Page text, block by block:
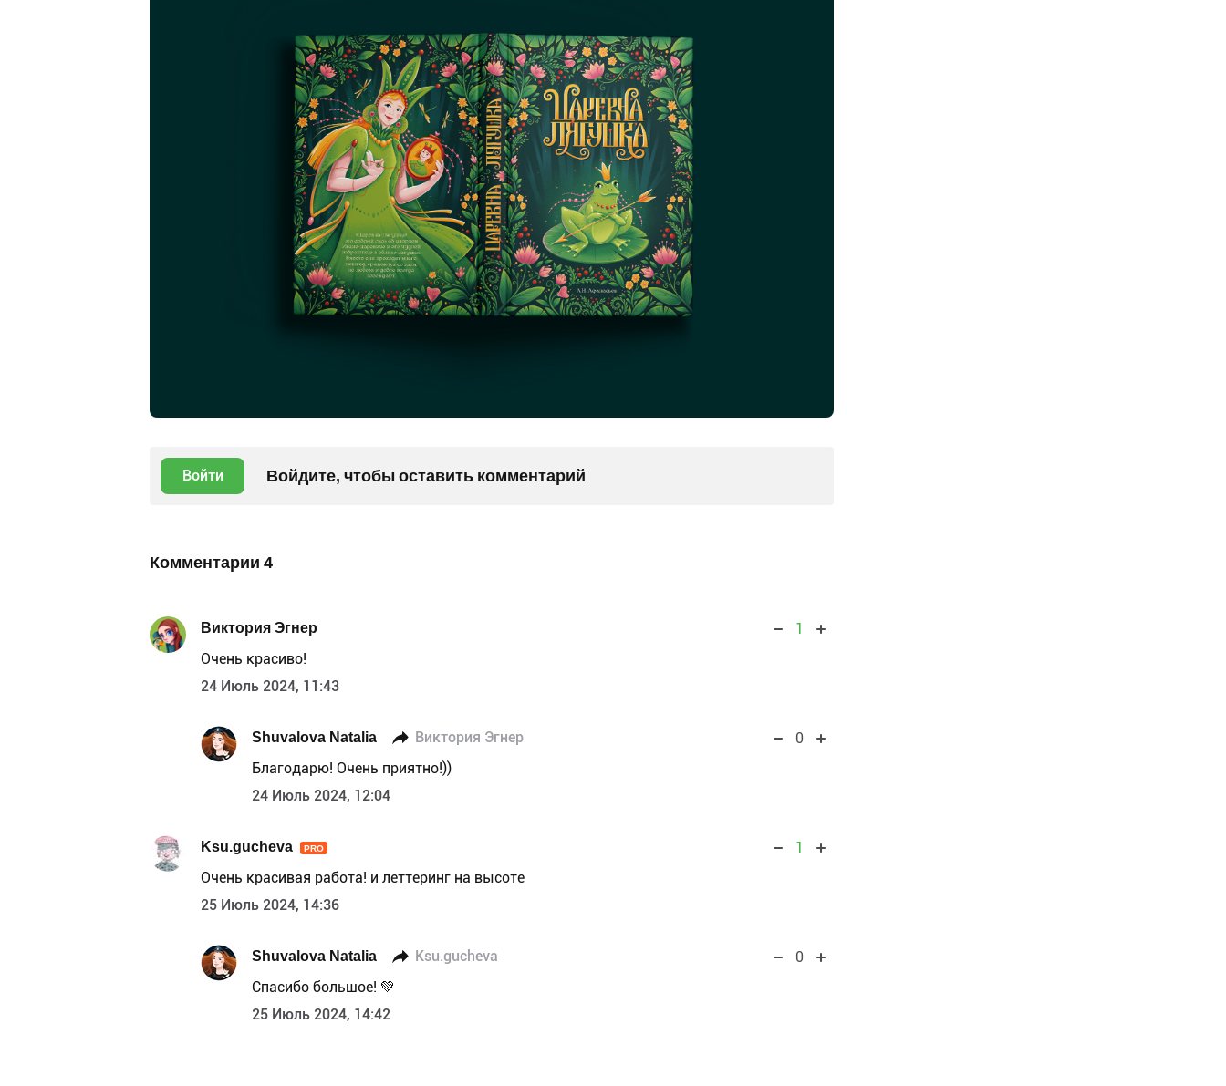
Войти Войдите, чтобы оставить комментарий
Комментарии 4
Виктория Эгнер
1
Очень красиво!
24 Июль 2024, 11:43
Shuvalova Natalia Виктория Эгнер
0
Благодарю! Очень приятно!))
24 Июль 2024, 12:04
Ksu.gucheva PRO
1
Очень красивая работа! и леттеринг на высоте
25 Июль 2024, 14:36
Shuvalova Natalia Ksu.gucheva
0
Спасибо большое! 💚
25 Июль 2024, 14:42